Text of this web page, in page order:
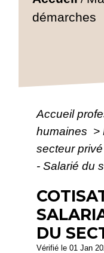
démarches
Accueil
humaines >
secteur privé
- Salarié du
DU
Vérifié le 01 Jan